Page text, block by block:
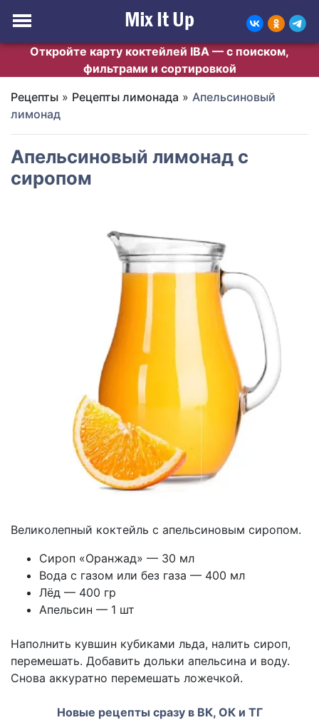
Откройте карту коктейлей IBA — с поиском,
фильтрами и сортировкой
Рецепты » Рецепты лимонада » Апельсиновый
лимонад
Апельсиновый лимонад с
сиропом
Великолепный коктейль с апельсиновым сиропом.
Сироп «Оранжад» — 30 мл
Вода с газом или без газа — 400 мл
Лёд — 400 гр
Апельсин — 1 шт
Наполнить кувшин кубиками льда, налить сироп,
перемешать. Добавить дольки апельсина и воду.
Снова аккуратно перемешать ложечкой.
Новые рецепты сразу в ВК, ОК и ТГ